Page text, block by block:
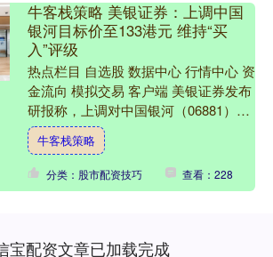
牛客栈策略 美银证券：上调中国
银河目标价至133港元 维持“买
入”评级
热点栏目 自选股 数据中心 行情中心 资
金流向 模拟交易 客户端 美银证券发布
研报称，上调对中国银河（06881）今
年每股盈测约4%，主要基于对内地A股
日均成交....
牛客栈策略
分类：股市配资技巧 查看：228
宝配资文章已加载完成